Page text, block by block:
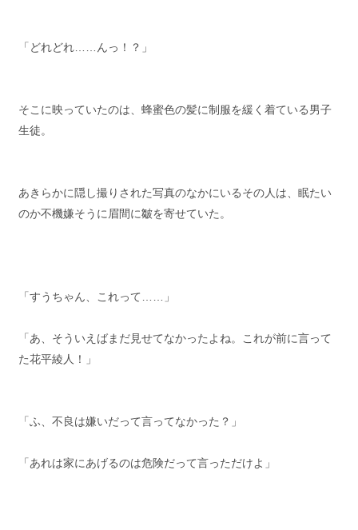
「どれどれ……んっ！？」
そこに映っていたのは、蜂蜜色の髪に制服を緩く着ている男子
生徒。
あきらかに隠し撮りされた写真のなかにいるその人は、眠たい
のか不機嫌そうに眉間に皺を寄せていた。
「すうちゃん、これって……」
「あ、そういえばまだ見せてなかったよね。これが前に言って
た花平綾人！」
「ふ、不良は嫌いだって言ってなかった？」
「あれは家にあげるのは危険だって言っただけよ」